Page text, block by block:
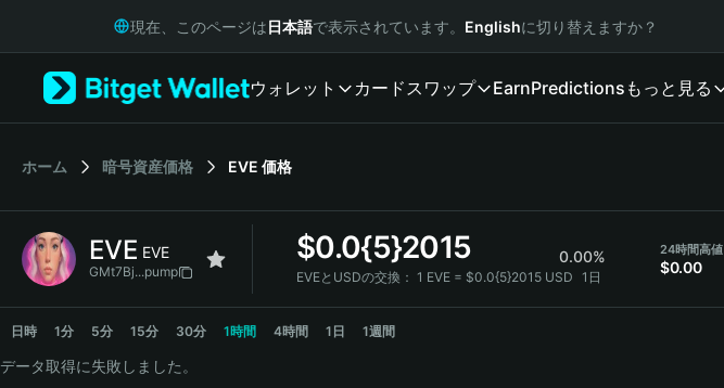
Русский
Italiano
简体中文
繁體中文
Bahasa Indonesia
हिन्दी
現在、このページは日本語で表示されています。 Englishに切り替えますか？
ウォレット カードスワップ EarnPredictions もっと見る
ホーム 暗号資産価格 EVE 価格
EVE EVE
GMt7Bj...pump
$0.0{5}2015 0.00%
EVEとUSDの交換： 1 EVE = $0.0{5}2015 USD 1日
24時間高値
$0.00
EVE Price Chart
日時 1分 5分 15分 30分 1時間 4時間 1日 1週間
データ取得に失敗しました。